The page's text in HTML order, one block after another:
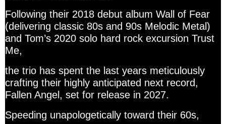
Following their 2018 debut album Wall of Fear
(delivering classic 80s and 90s Melodic Metal)
and Tom’s 2020 solo hard rock excursion Trust
Me,
the trio has spent the last years meticulously
crafting their highly anticipated next record,
Fallen Angel, set for release in 2027.
Speeding unapologetically toward their 60s,